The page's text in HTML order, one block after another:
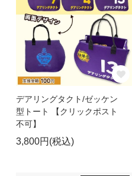
デアリングタクト/ゼッケン
型トート 【クリックポスト
不可】
3,800円(税込)